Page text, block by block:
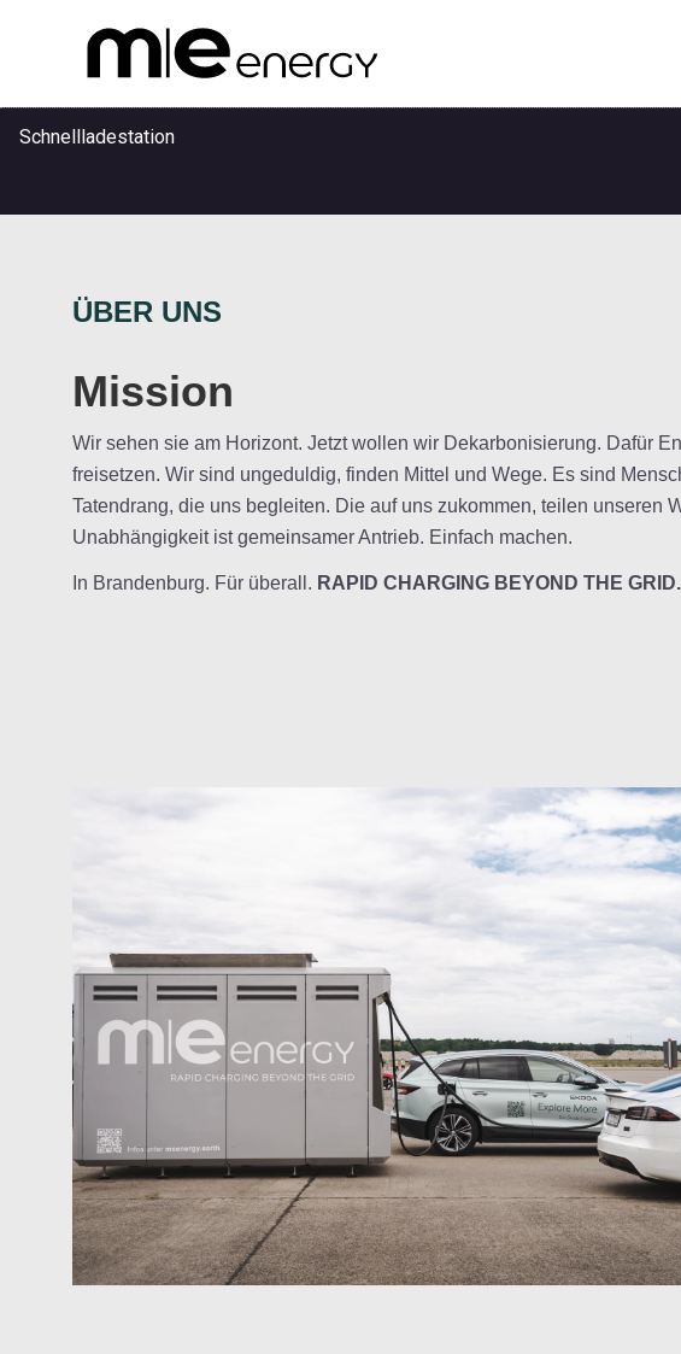
Schnellladestation
English
ÜBER UNS
Mission
Wir sehen sie am Horizont. Jetzt wollen wir Dekarbonisierung. Dafür
freisetzen. Wir sind ungeduldig, finden Mittel und Wege. Es sind
Tatendrang, die uns begleiten. Die auf uns zukommen, teilen unseren
Unabhängigkeit ist gemeinsamer Antrieb. Einfach machen.
In Brandenburg. Für überall. RAPID CHARGING BEYOND THE GRID.